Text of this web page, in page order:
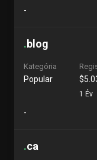
-
.blog
Kategória
Popular
1 Év
-
.ca